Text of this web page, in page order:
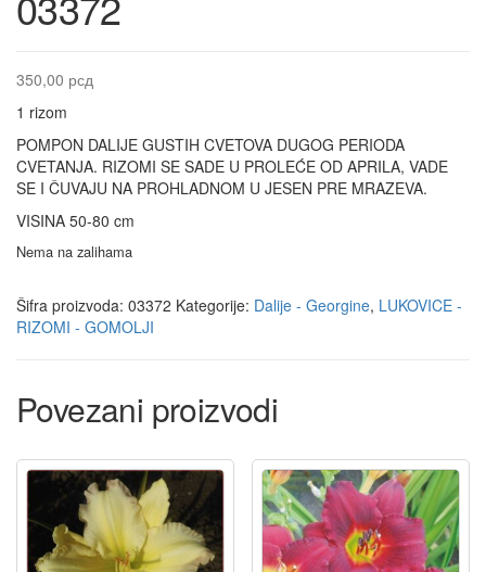
350,00 рсд
1 rizom
POMPON DALIJE GUSTIH CVETOVA DUGOG PERIODA
CVETANJA. RIZOMI SE SADE U PROLEĆE OD APRILA, VADE
SE I ČUVAJU NA PROHLADNOM U JESEN PRE MRAZEVA.
VISINA 50-80 cm
Nema na zalihama
Šifra proizvoda: 03372 Kategorije: Dalije - Georgine, LUKOVICE -
RIZOMI - GOMOLJI
Povezani proizvodi